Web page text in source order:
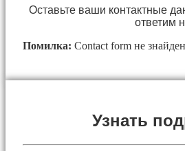
Оставьте ваши контактные
ответим
Помилка: Contact form не
Узнать